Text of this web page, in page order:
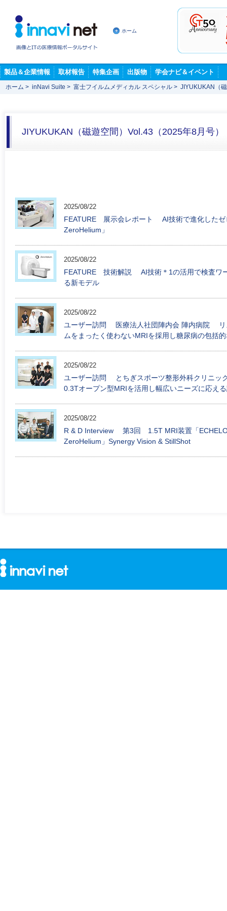
ホーム
製品＆企業情報 取材報告 特集企画 出版物 学会ナビ＆イベント
ホーム > inNavi Suite > 富士フイルムメディカル スペシャル > JIYUKUKAN（
JIYUKUKAN（磁遊空間）Vol.43（2025年8月号）
2025/08/22
FEATURE 展示会レポート AI技術で進化したゼ
ZeroHelium」
2025/08/22
FEATURE 技術解説 AI技術＊1の活用で検査ワ
る新モデル
2025/08/22
ユーザー訪問 医療法人社団陣内会 陣内病院 リ
ムをまったく使わないMRIを採用し糖尿病の包括
2025/08/22
ユーザー訪問 とちぎスポーツ整形外科クリニ
0.3Tオープン型MRIを活用し幅広いニーズに応
2025/08/22
R & D Interview 第3回 1.5T MRI装置「
ZeroHelium」Synergy Vision & StillShot